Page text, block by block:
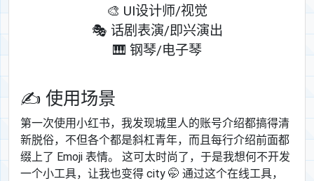
🎨 UI设计师/视觉
🎭 话剧表演/即兴演出
🎹 钢琴/电子琴
✍ 使用场景
第一次使用小红书，我发现城里人的账号介绍都搞得清
新脱俗，不但各个都是斜杠青年，而且每行介绍前面都
缀上了 Emoji 表情。 这可太时尚了，于是我想何不开发
一个小工具，让我也变得 city 🤭 通过这个在线工具，